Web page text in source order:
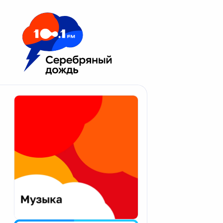
Москва 100.1 FM
Апатиты
Екатеринбург
Калининград
Калуга